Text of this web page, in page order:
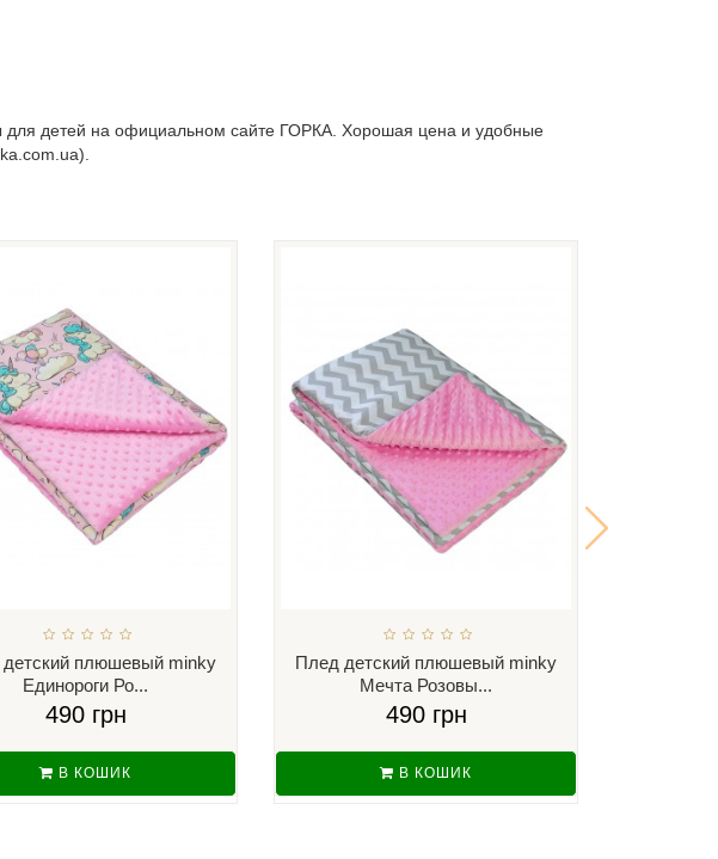
для детей на официальном сайте ГОРКА. Хорошая цена и удобные
плюшевый minky
Единороги Ро...
490 грн
В КОШИК
Плед детский плюшевый minky
Мечта Розовы...
490 грн
В КОШИК